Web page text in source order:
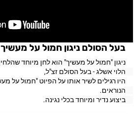
בעל הסולם ניגון חמול על מעשיך
הלוי אשלג - בעל הסולם זצ"ל,
הנוראים.
ביצוע נדיר ומיוחד בכלי נגינה.